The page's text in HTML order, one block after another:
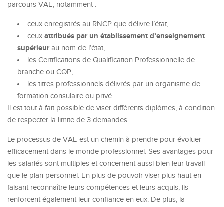
parcours VAE, notamment :
ceux enregistrés au RNCP que délivre l’état,
ceux attribués par un établissement d’enseignement
supérieurau nom de l’état,
les Certifications de Qualification Professionnelle de
branche ou CQP,
les titres professionnels délivrés par un organisme de
formation consulaire ou privé.
Il est tout à fait possible de viser différents diplômes, à condition
de respecter la limite de 3 demandes.
Le processus de VAE est un chemin à prendre pour évoluer
efficacement dans le monde professionnel. Ses avantages pour
les salariés sont multiples et concernent aussi bien leur travail
que le plan personnel. En plus de pouvoir viser plus haut en
faisant reconnaître leurs compétences et leurs acquis, ils
renforcent également leur confiance en eux. De plus, la